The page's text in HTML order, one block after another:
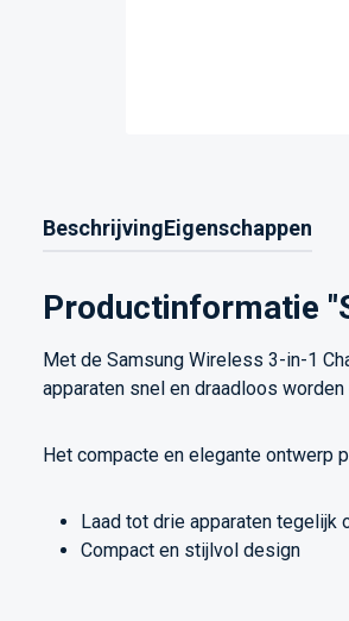
BeschrijvingEigenschappen
Productinformatie
Met de Samsung Wireless 3-in-1
apparaten snel en draadloos
Het compacte en elegante ontwerp
Laad tot drie apparaten tegelijk
Compact en stijlvol design